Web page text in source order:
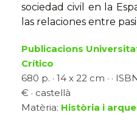
sociedad civil en la
las relaciones entre
Publicacions
Crítico
680 p. · 14 x 22 cm · ·
€ · castellà
Matèria: Història i